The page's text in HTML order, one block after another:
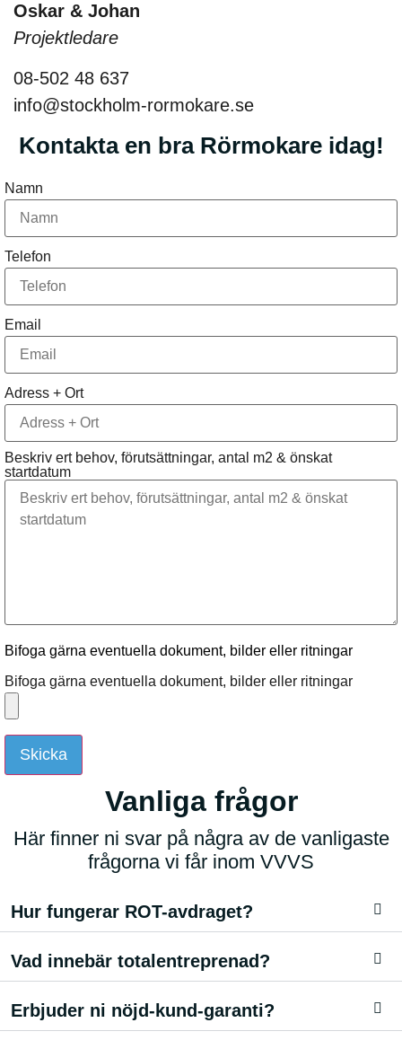
Oskar & Johan
Projektledare
08-502 48 637
info@stockholm-rormokare.se
Kontakta en bra Rörmokare idag!
Namn
Telefon
Email
Adress + Ort
Beskriv ert behov, förutsättningar, antal m2 & önskat
startdatum
Bifoga gärna eventuella dokument, bilder eller ritningar
Bifoga gärna eventuella dokument, bilder eller ritningar
Skicka
Vanliga frågor
Här finner ni svar på några av de vanligaste
frågorna vi får inom VVVS
Hur fungerar ROT-avdraget?
Vad innebär totalentreprenad?
Erbjuder ni nöjd-kund-garanti?